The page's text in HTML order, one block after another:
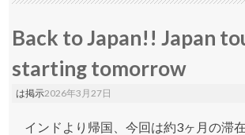
Back to Japan!! Japan
starting tomorrow
は掲示2026年3月27日
インドより帰国、今回は約3ヶ月の滞